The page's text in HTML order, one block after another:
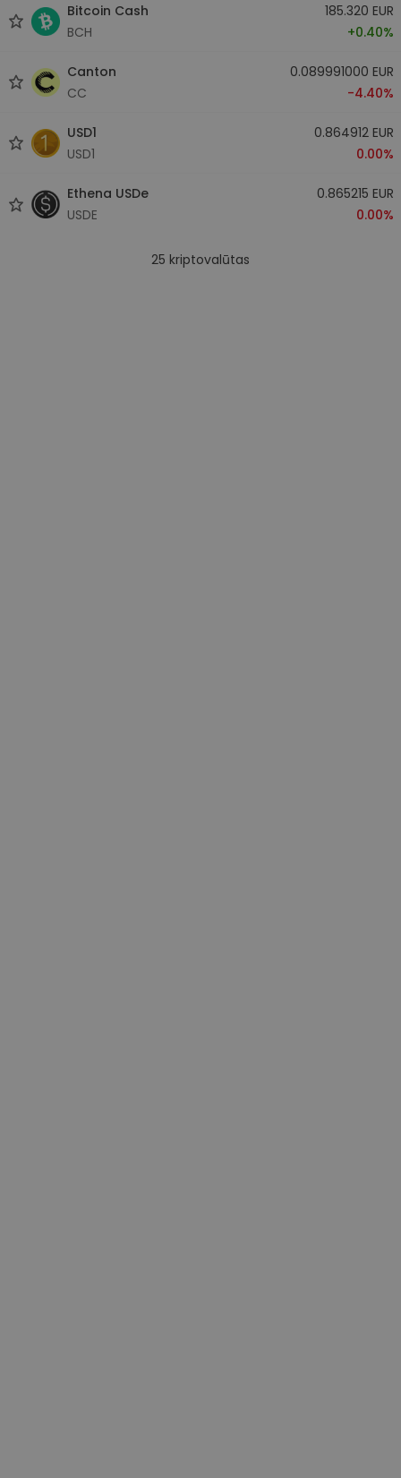
Bitcoin Cash
BCH
185.320 EUR
+0.40%
Canton
CC
0.089991000 EUR
-4.40%
USD1
USD1
0.864912 EUR
0.00%
Ethena USDe
USDE
0.865215 EUR
0.00%
25 kriptovalūtas